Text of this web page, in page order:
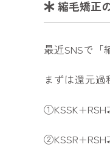
縮毛矯正
最近SNSで「
まずは還元